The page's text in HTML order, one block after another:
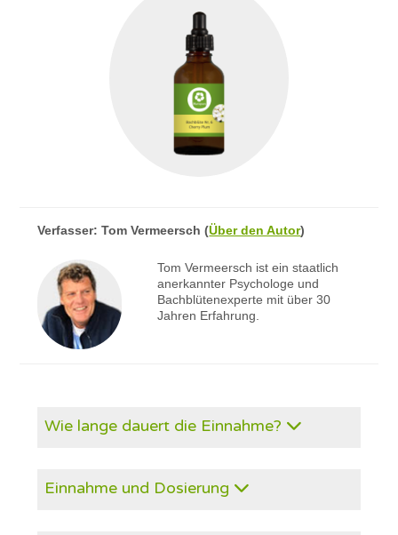
Verfasser:Tom Vermeersch (Über den Autor)
Tom Vermeersch ist ein staatlich
anerkannter Psychologe und
Bachblütenexperte mit über 30
Jahren Erfahrung.
Wie lange dauert die Einnahme?
Einnahme und Dosierung